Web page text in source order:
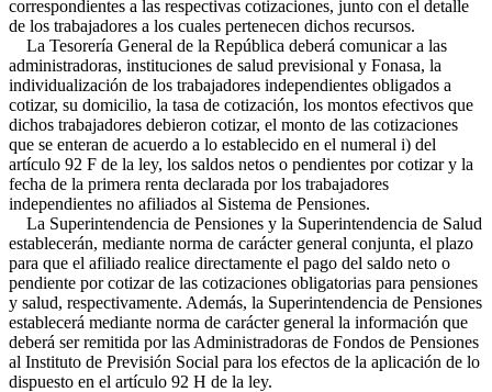
correspondientes a las respectivas cotizaciones, junto con el detalle
de los trabajadores a los cuales pertenecen dichos recursos.
La Tesorería General de la República deberá comunicar a las
administradoras, instituciones de salud previsional y Fonasa, la
individualización de los trabajadores independientes obligados a
cotizar, su domicilio, la tasa de cotización, los montos efectivos que
dichos trabajadores debieron cotizar, el monto de las cotizaciones
que se enteran de acuerdo a lo establecido en el numeral i) del
artículo 92 F de la ley, los saldos netos o pendientes por cotizar y la
fecha de la primera renta declarada por los trabajadores
independientes no afiliados al Sistema de Pensiones.
La Superintendencia de Pensiones y la Superintendencia de Salud
establecerán, mediante norma de carácter general conjunta, el plazo
para que el afiliado realice directamente el pago del saldo neto o
pendiente por cotizar de las cotizaciones obligatorias para pensiones
y salud, respectivamente. Además, la Superintendencia de Pensiones
establecerá mediante norma de carácter general la información que
deberá ser remitida por las Administradoras de Fondos de Pensiones
al Instituto de Previsión Social para los efectos de la aplicación de lo
dispuesto en el artículo 92 H de la ley.